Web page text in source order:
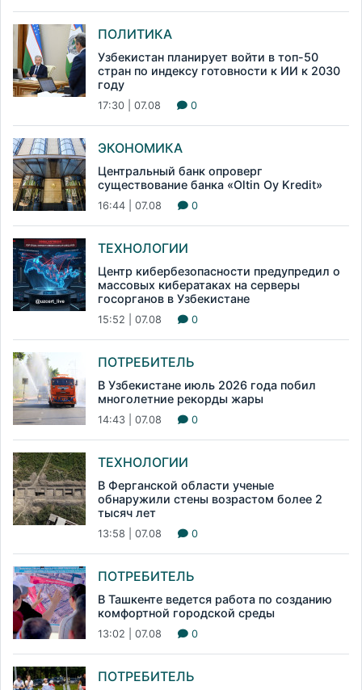
ПОЛИТИКА
Узбекистан планирует войти в топ-50
стран по индексу готовности к ИИ к 2030
году
17:30 | 07.08 0
ЭКОНОМИКА
Центральный банк опроверг
существование банка «Oltin Oy Kredit»
16:44 | 07.08 0
ТЕХНОЛОГИИ
Центр кибербезопасности предупредил о
массовых кибератаках на серверы
госорганов в Узбекистане
15:52 | 07.08 0
ПОТРЕБИТЕЛЬ
В Узбекистане июль 2026 года побил
многолетние рекорды жары
14:43 | 07.08 0
ТЕХНОЛОГИИ
В Ферганской области ученые
обнаружили стены возрастом более 2
тысяч лет
13:58 | 07.08 0
ПОТРЕБИТЕЛЬ
В Ташкенте ведется работа по созданию
комфортной городской среды
13:02 | 07.08 0
ПОТРЕБИТЕЛЬ